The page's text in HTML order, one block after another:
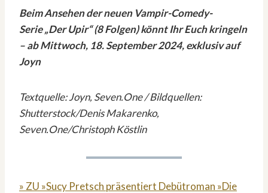
Beim Ansehen der neuen Vampir-Comedy-
Serie „Der Upir“ (8 Folgen) könnt Ihr Euch kringeln
– ab Mittwoch, 18. September 2024, exklusiv auf
Joyn
Textquelle: Joyn, Seven.One / Bildquellen:
Shutterstock/Denis Makarenko,
Seven.One/Christoph Köstlin
» ZU »Sucy Pretsch präsentiert Debütroman »Die